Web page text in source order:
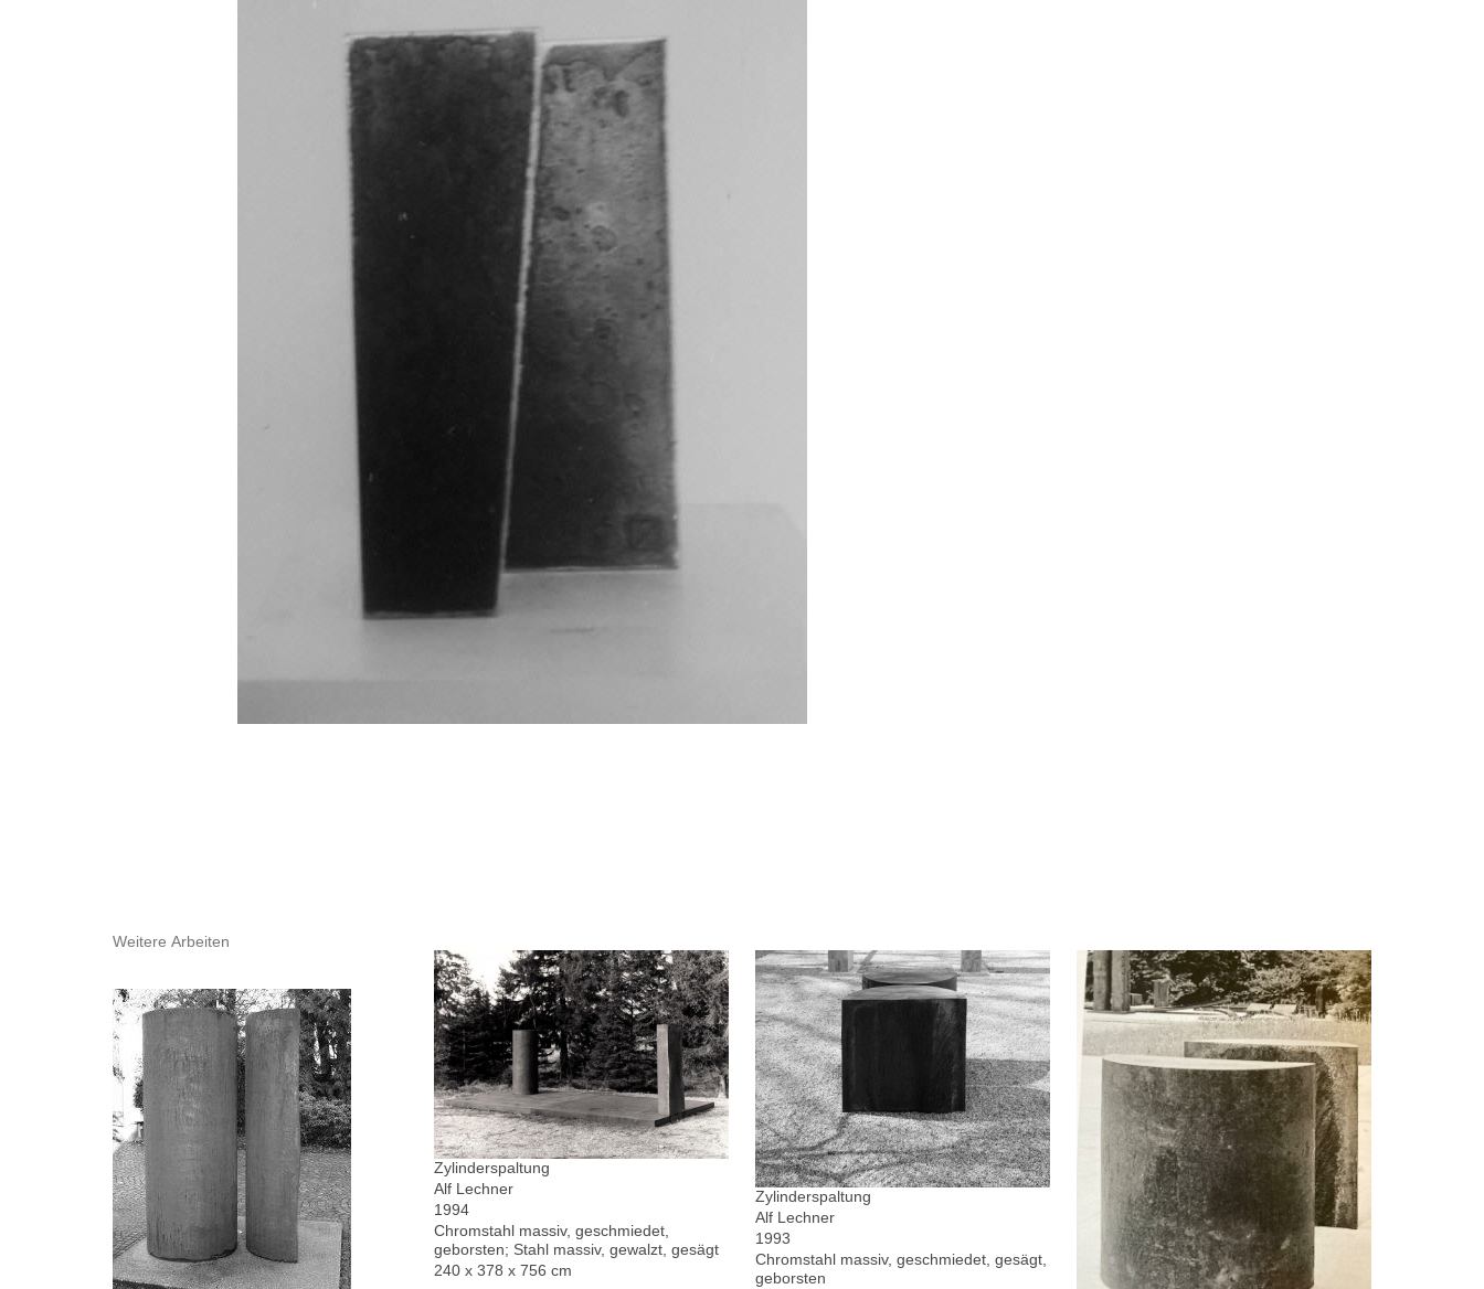
Weitere Arbeiten
Zylinderspaltung
Alf Lechner
1994
Chromstahl massiv, geschmiedet,
geborsten; Stahl massiv, gewalzt, gesägt
240 x 378 x 756 cm
Zylinderspaltung
Alf Lechner
1993
Chromstahl massiv, geschmiedet, gesägt,
geborsten